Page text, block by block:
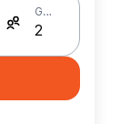
Gości